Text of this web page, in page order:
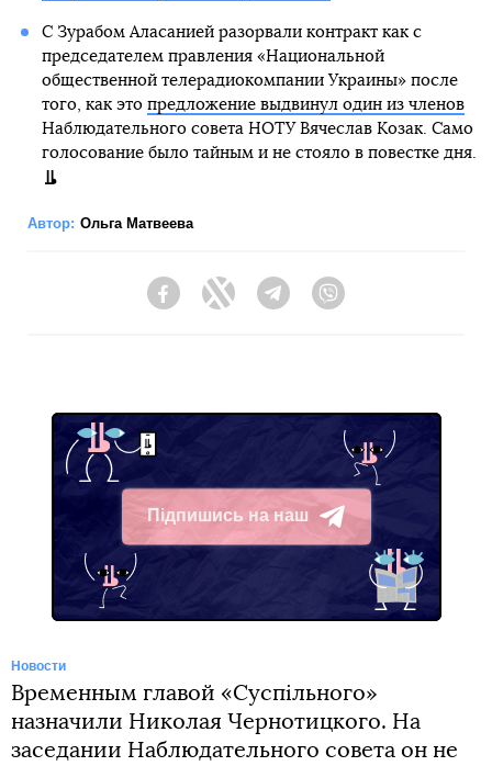
С Зурабом Аласанией разорвали контракт как с
председателем правления «Национальной
общественной телерадиокомпании Украины» после
того, как это предложение выдвинул один из членов
Наблюдательного совета НОТУ Вячеслав Козак. Само
голосование было тайным и не стояло в повестке дня.
Автор: Ольга Матвеева
FacebookTwitter Telegram
Підпишись на наш
Telegram
Новости
Временным главой «Суспільного»
назначили Николая Чернотицкого. На
заседании Наблюдательного совета он не